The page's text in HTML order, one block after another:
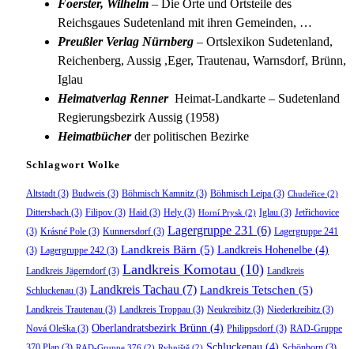
Foerster, Wilhelm – Die Orte und Ortsteile des
Reichsgaues Sudetenland mit ihren Gemeinden, …
Preußler Verlag Nürnberg – Ortslexikon Sudetenland,
Reichenberg, Aussig ,Eger, Trautenau, Warnsdorf, Brünn,
Iglau
Heimatverlag Renner Heimat-Landkarte – Sudetenland
Regierungsbezirk Aussig (1958)
Heimatbücherder politischen Bezirke
Schlagwort Wolke
Altstadt(3) Budweis (3) Böhmisch Kamnitz (3) Böhmisch Leipa (3) Chudeřice (2)
Dittersbach (3) Filipov (3) Haid (3) Hely (3) Horní Prysk (2) Iglau (3) Jetřichovice
(3) Krásné Pole (3) Kunnersdorf (3) Lagergruppe 231 (6) Lagergruppe 241
(3) Lagergruppe 242 (3) Landkreis Bärn (5) Landkreis Hohenelbe (4)
Landkreis Jägerndorf (3) Landkreis Komotau (10) Landkreis
Schluckenau (3) Landkreis Tachau (7) Landkreis Tetschen (5)
Landkreis Trautenau (3) Landkreis Troppau (3) Neukreibitz (3) Niederkreibitz (3)
Nová Oleška (3) Oberlandratsbezirk Brünn (4) Philippsdorf (3) RAD-Gruppe